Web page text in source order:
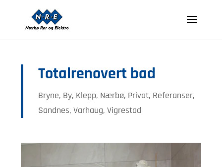
Totalrenovert bad
Bryne, By, Klepp, Nærbø, Privat, Referanser,
Sandnes,Varhaug,Vigrestad